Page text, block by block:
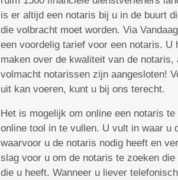
is er altijd een notaris bij u in de buurt
die volbracht moet worden. Via
een voordelig tarief voor een notaris. U
maken over de kwaliteit van de notaris,
volmacht notarissen zijn aangesloten!
uit kan voeren, kunt u bij ons terecht.
Het is mogelijk om online een notaris
online tool in te vullen. U vult in waar u
waarvoor u de notaris nodig heeft en
slag voor u om de notaris te zoeken
die u heeft. Wanneer u liever